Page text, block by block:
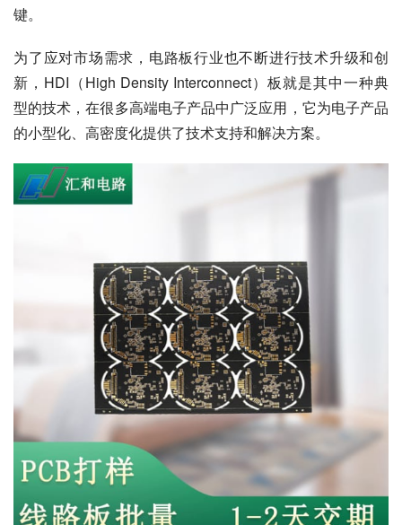
键。
为了应对市场需求，电路板行业也不断进行技术升级和创
新，HDI（High Density Interconnect）板就是其中一种典
型的技术，在很多高端电子产品中广泛应用，它为电子产品
的小型化、高密度化提供了技术支持和解决方案。